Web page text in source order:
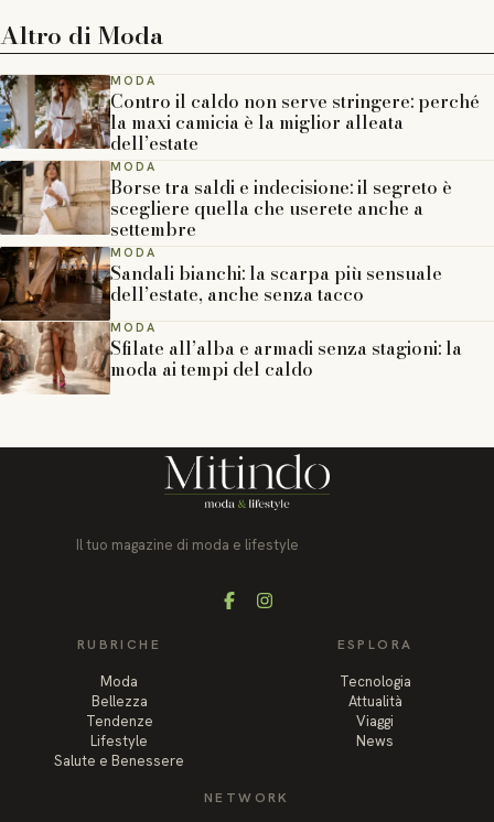
Altro di Moda
MODA
Contro il caldo non serve stringere: perché
la maxi camicia è la miglior alleata
dell’estate
MODA
Borse tra saldi e indecisione: il segreto è
scegliere quella che userete anche a
settembre
MODA
Sandali bianchi: la scarpa più sensuale
dell’estate, anche senza tacco
MODA
Sfilate all’alba e armadi senza stagioni: la
moda ai tempi del caldo
Il tuo magazine di moda e lifestyle
FacebookInstagram
RUBRICHE
Moda
Bellezza
Tendenze
Lifestyle
Salute e Benessere
ESPLORA
Tecnologia
Attualità
Viaggi
News
NETWORK